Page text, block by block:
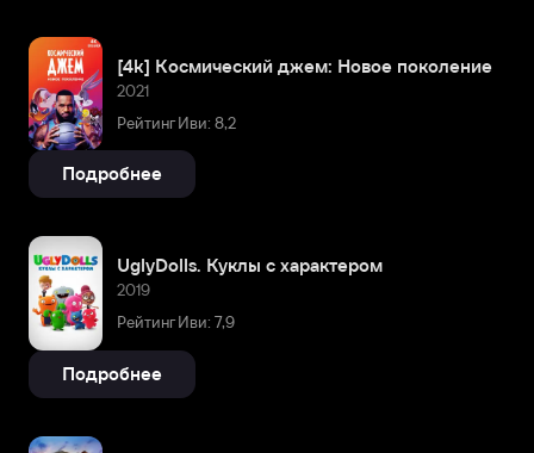
[4k] Космический джем: Новое поколение
2021
Рейтинг Иви: 8,2
Подробнее
UglyDolls. Куклы с характером
2019
Рейтинг Иви: 7,9
Подробнее